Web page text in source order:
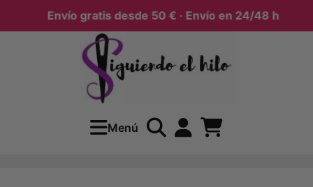
Envío gratis desde 50 € · Envío en 24/48 h
Menú